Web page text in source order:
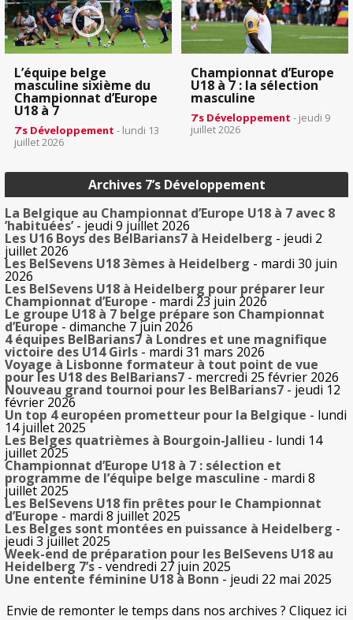
L’équipe belge
masculine sixième du
Championnat d’Europe
U18 à 7
7’s Développement - lundi 13
juillet 2026
Championnat d’Europe
U18 à 7 : la sélection
masculine
7’s Développement - jeudi 9
juillet 2026
Archives 7’s Développement
La Belgique au Championnat d’Europe U18 à 7 avec 8
’habituées’- jeudi 9 juillet 2026
Les U16 Boys des BelBarians7 à Heidelberg - jeudi 2
juillet 2026
Les BelSevens U18 3èmes à Heidelberg - mardi 30 juin
2026
Les BelSevens U18 à Heidelberg pour préparer leur
Championnat d’Europe - mardi 23 juin 2026
Le groupe U18 à 7 belge prépare son Championnat
d’Europe - dimanche 7 juin 2026
4 équipes BelBarians7 à Londres et une magnifique
victoire des U14 Girls - mardi 31 mars 2026
Voyage à Lisbonne formateur à tout point de vue
pour les U18 des BelBarians7 - mercredi 25 février 2026
Nouveau grand tournoi pour les BelBarians7 - jeudi 12
février 2026
Un top 4 européen prometteur pour la Belgique - lundi
14 juillet 2025
Les Belges quatrièmes à Bourgoin-Jallieu - lundi 14
juillet 2025
Championnat d’Europe U18 à 7 : sélection et
programme de l’équipe belge masculine - mardi 8
juillet 2025
Les BelSevens U18 fin prêtes pour le Championnat
d’Europe - mardi 8 juillet 2025
Les Belges sont montées en puissance à Heidelberg -
jeudi 3 juillet 2025
Week-end de préparation pour les BelSevens U18 au
Heidelberg 7’s - vendredi 27 juin 2025
Une entente féminine U18 à Bonn - jeudi 22 mai 2025
Envie de remonter le temps dans nos archives ? Cliquez ici